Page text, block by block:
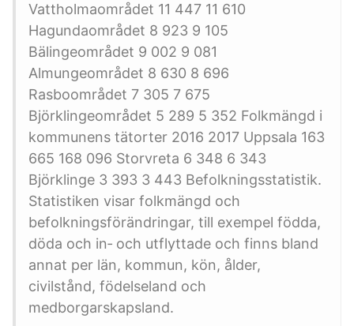
Vattholmaområdet 11 447 11 610
Hagundaområdet 8 923 9 105
Bälingeområdet 9 002 9 081
Almungeområdet 8 630 8 696
Rasboområdet 7 305 7 675
Björklingeområdet 5 289 5 352 Folkmängd i
kommunens tätorter 2016 2017 Uppsala 163
665 168 096 Storvreta 6 348 6 343
Björklinge 3 393 3 443 Befolkningsstatistik.
Statistiken visar folkmängd och
befolkningsförändringar, till exempel födda,
döda och in‑ och utflyttade och finns bland
annat per län, kommun, kön, ålder,
civilstånd, födelseland och
medborgarskapsland.